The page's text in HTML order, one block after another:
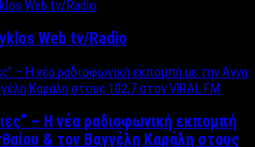
Web tv/Radio
– Η νέα ραδιοφωνική εκπομπή
& τον Βαγγέλη Καράλη στους